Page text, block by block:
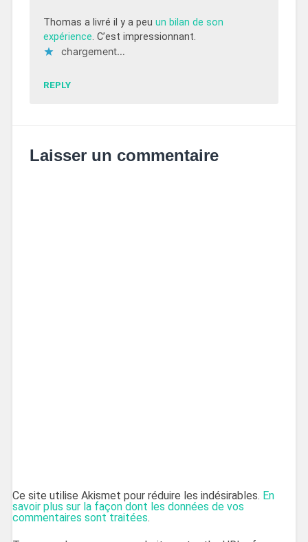
Thomas a livré il y a peu un bilan de son
expérience. C’est impressionnant.
chargement…
REPLY
Laisser un commentaire
Ce site utilise Akismet pour réduire les indésirables. En
savoir plus sur la façon dont les données de vos
commentaires sont traitées.